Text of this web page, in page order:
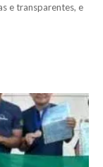
e transparentes, e